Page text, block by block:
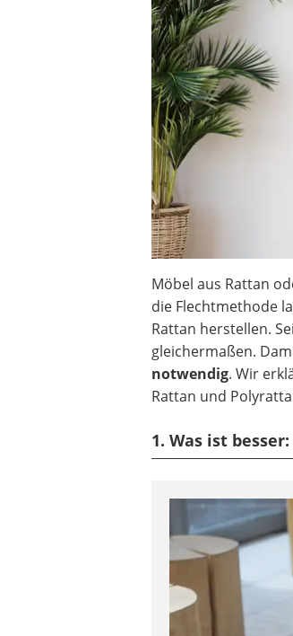
Akku-Vertikutierer
Kassettenmarkise
Bosch-Heckenschere
Möbel aus Rattan
die Flechtmethode
Rattan herstellen.
gleichermaßen.
notwendig. Wir
Rattan und
1. Was ist